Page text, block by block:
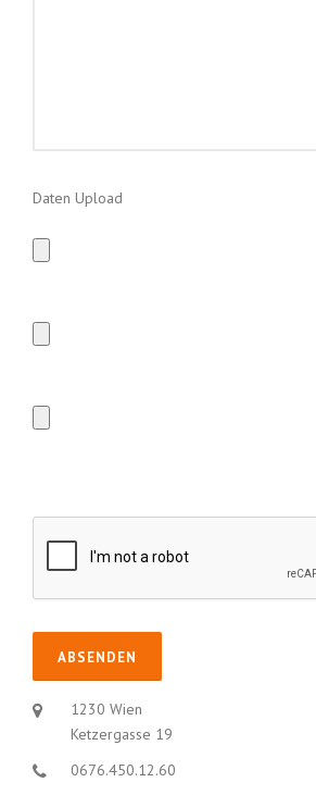
Daten Upload
1230 Wien
Ketzergasse 19
0676.450.12.60